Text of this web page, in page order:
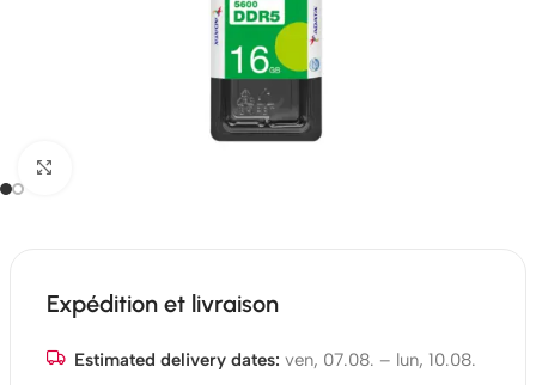
Expédition et livraison
Estimated delivery dates: ven, 07.08. – lun, 10.08.